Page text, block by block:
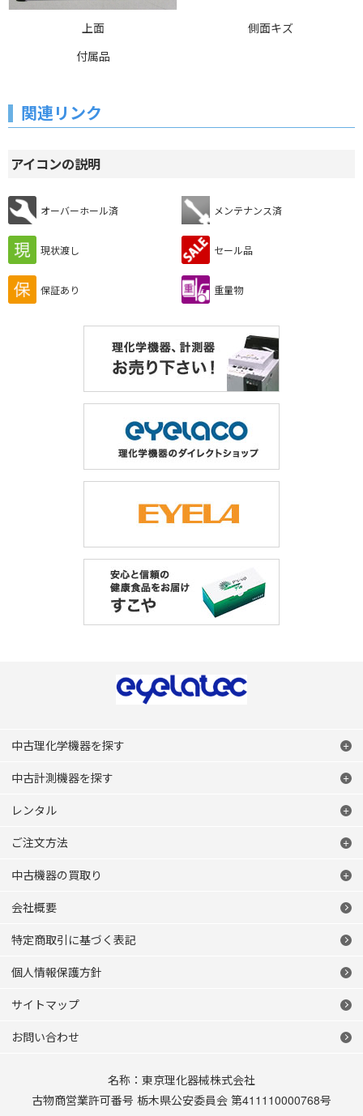
上面
側面キズ
付属品
関連リンク
アイコンの説明
オーバーホール済 メンテナンス済
現状渡し セール品
保証あり 重量物
中古理化学機器を探す
中古計測機器を探す
レンタル
ご注文方法
中古機器の買取り
会社概要
特定商取引に基づく表記
個人情報保護方針
サイトマップ
お問い合わせ
名称：東京理化器械株式会社
古物商営業許可番号 栃木県公安委員会 第411110000768号